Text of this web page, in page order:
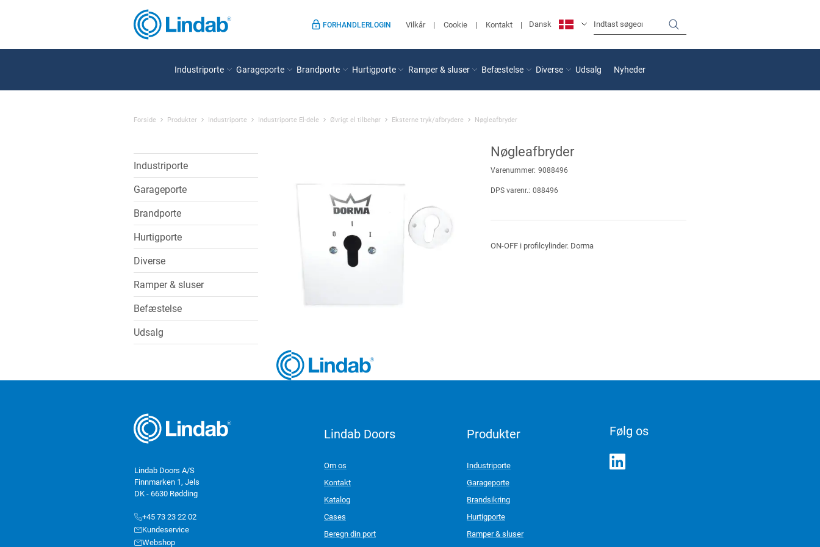
FORHANDLERLOGIN Vilkår Cookie Kontakt Dansk
Industriporte Garageporte Brandporte Hurtigporte Ramper & sluser Befæstelse Diverse Udsalg Nyheder
Forside Produkter Industriporte Industriporte El-dele Øvrigt el tilbehør Eksterne tryk/afbrydere Nøgleafbryder
Industriporte
Garageporte
Brandporte
Hurtigporte
Diverse
Ramper & sluser
Befæstelse
Udsalg
Nøgleafbryder
Varenummer: 9088496
DPS varenr.: 088496
ON-OFF i profilcylinder. Dorma
Lindab Doors A/S
Finnmarken 1, Jels
DK - 6630 Rødding
+45 73 23 22 02
Kundeservice
Webshop
Lindab Doors
Om os
Kontakt
Katalog
Cases
Beregn din port
Produkter
Industriporte
Garageporte
Brandsikring
Hurtigporte
Ramper & sluser
Følg os